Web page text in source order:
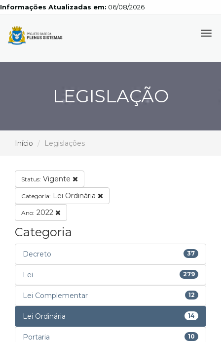
Atualizadas em: 06/08/2026
LEGISLAÇÃO
Início Legislações
Status: Vigente
Categoria: Lei Ordinária
Ano: 2022
Categoria
Decreto 37
Lei 279
Lei Complementar 12
Lei Ordinária 14
Portaria 10